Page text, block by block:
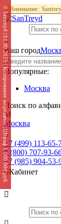
 Внимание:

Ваш город
Популярные:
Москва
Поиск по
М
Москва

+7 (499) 113-65-
8 (800) 707-93-
+7 (985) 904-53-
 Кабинет

© Santreyd | 01.09.2025 | Копирование запрещено | Штраф 1 000 000 руб.